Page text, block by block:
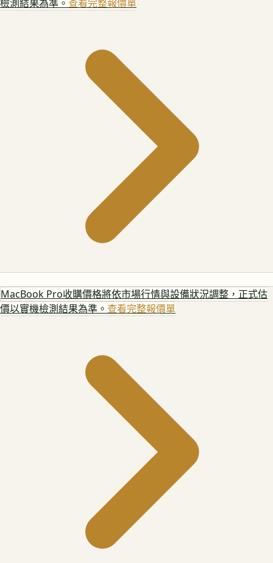
檢測結果為準。 查看完整報價單
MacBook Pro收購價格將依市場行情與設備狀況調整，正式估
價以實機檢測結果為準。 查看完整報價單